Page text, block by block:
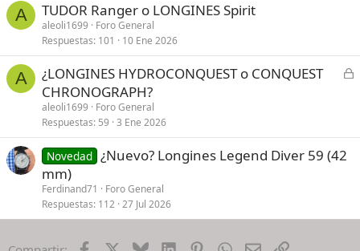
A TUDOR Ranger o LONGINES Spirit
aleoli1699
Foro General
Respuestas 101 10 Ene 2026
A
C
a
¿LONGINES HYDROCONQUEST o CONQUEST
CHRONOGRAPH?
aleoli1699
Foro General
Respuestas 59 3 Ene 2026
Novedad ¿Nuevo? Longines Legend Diver 59 (42
mm)
Ferdinand71
Foro General
Respuestas 112 27 Jul 2026
Facebook BlueskyLinkedInPinterestWhatsApp
EmailEnlace